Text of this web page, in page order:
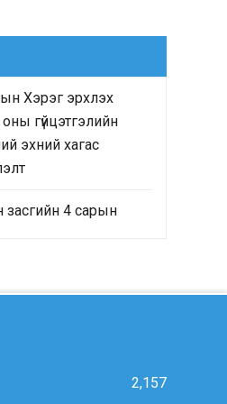
Хэрэг эрхлэх
гүйцэтгэлийн
эхний хагас
4 сарын
үйл ажиллагааны
Улсын хөгжлийн
2,157